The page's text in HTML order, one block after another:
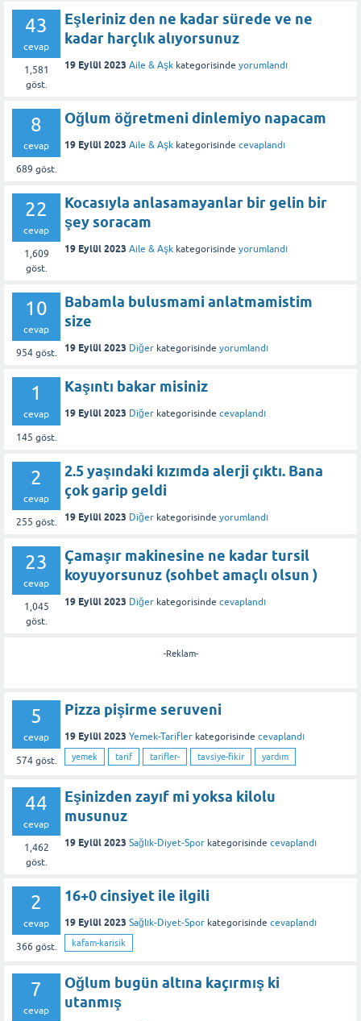
43
cevap
1,581
göst.
Eşleriniz den ne kadar sürede ve ne
kadar harçlık alıyorsunuz
19 Eylül 2023 Aile & Aşk kategorisinde yorumlandı
8
cevap
689 göst.
Oğlum öğretmeni dinlemiyo napacam
19 Eylül 2023 Aile & Aşk kategorisinde cevaplandı
22
cevap
1,609
göst.
Kocasıyla anlasamayanlar bir gelin bir
şey soracam
19 Eylül 2023 Aile & Aşk kategorisinde yorumlandı
10
cevap
954göst.
Babamla bulusmami anlatmamistim
size
19 Eylül 2023 Diğer kategorisinde yorumlandı
1
cevap
145 göst.
Kaşıntı bakar misiniz
19 Eylül 2023 Diğer kategorisinde cevaplandı
2
cevap
255 göst.
2.5 yaşındaki kızımda alerji çıktı. Bana
çok garip geldi
19 Eylül 2023 Diğer kategorisinde yorumlandı
23
cevap
1,045
göst.
Çamaşır makinesine ne kadar tursil
koyuyorsunuz (sohbet amaçlı olsun )
19 Eylül 2023 Diğer kategorisinde cevaplandı
-Reklam-
5
cevap
574göst.
Pizza pişirme seruveni
19 Eylül 2023 Yemek-Tarifler kategorisinde cevaplandı
yemek tarif tarifler- tavsiye-fikir yardım
44
cevap
1,462
göst.
Eşinizden zayıf mi yoksa kilolu
musunuz
19 Eylül 2023 Sağlık-Diyet-Spor kategorisinde cevaplandı
2
cevap
366 göst.
16+0 cinsiyet ile ilgili
19 Eylül 2023 Sağlık-Diyet-Spor kategorisinde cevaplandı
kafam-karisik
7
cevap
Oğlum bugün altına kaçırmış ki
utanmış